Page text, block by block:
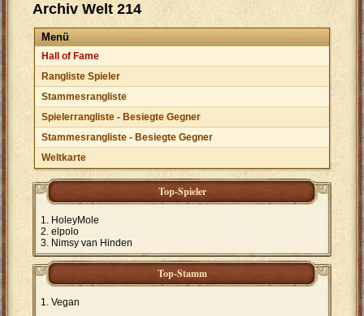
Archiv Welt 214
Menü
Hall of Fame
Rangliste Spieler
Stammesrangliste
Spielerrangliste - Besiegte Gegner
Stammesrangliste - Besiegte Gegner
Weltkarte
Top-Spieler
HoleyMole
elpolo
Nimsy van Hinden
Top-Stamm
Vegan